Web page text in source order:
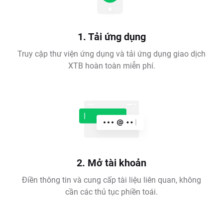
1. Tải ứng dụng
Truy cập thư viện ứng dụng và tải ứng dụng giao dịch
XTB hoàn toàn miễn phí.
2. Mở tài khoản
Điền thông tin và cung cấp tài liệu liên quan, không
cần các thủ tục phiền toái.